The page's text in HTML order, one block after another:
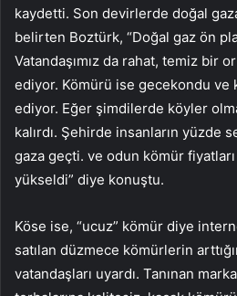
kaydetti. Son devirlerde doğal
belirten Boztürk, “Doğal gaz ön
Vatandaşımız da rahat, temiz bir
ediyor. Kömürü ise gecekondu ve
ediyor. Eğer şimdilerde köyler
kalırdı. Şehirde insanların yüzde
gaza geçti. ve odun kömür
yükseldi” diye konuştu.
Köse ise, “ucuz” kömür diye
satılan düzmece kömürlerin
vatandaşları uyardı. Tanınan